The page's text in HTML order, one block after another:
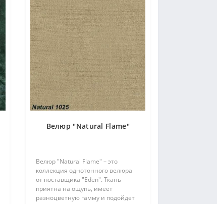
Велюр "Natural Flame"
Велюр "Natural Flame" – это
коллекция однотонного велюра
от поставщика "Eden". Ткань
приятна на ощупь, имеет
разноцветную гамму и подойдет